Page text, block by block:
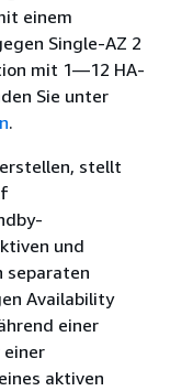
einem
Single-AZ 2
mit 1—12 HA-
Sie unter
.
stellt
und
separaten
Availability
einer
aktiven